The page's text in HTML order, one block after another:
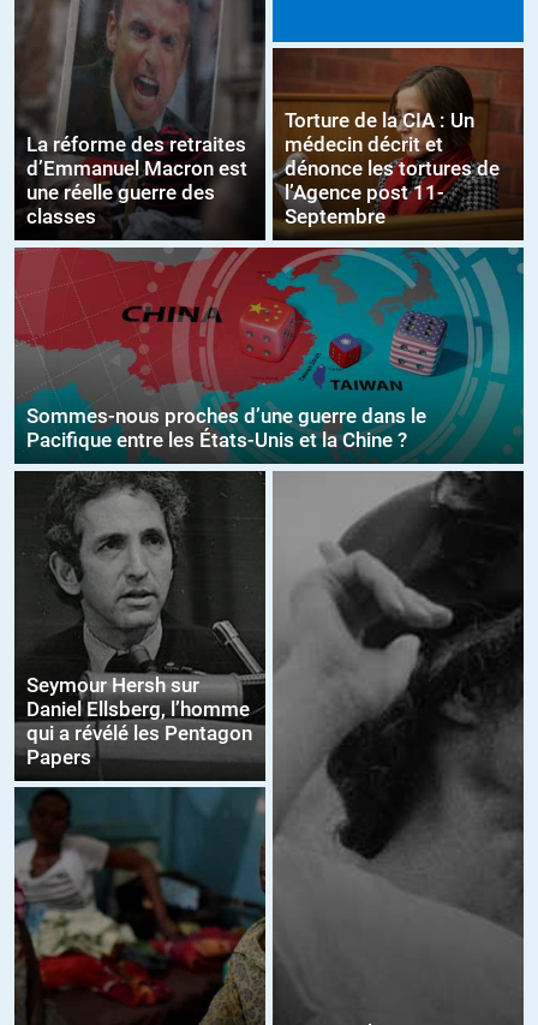
La réforme des retraites
d’Emmanuel Macron est
une réelle guerre des
classes
Torture de la CIA : Un
médecin décrit et
dénonce les tortures de
l’Agence post 11-
Septembre
Sommes-nous proches d’une guerre dans le
Pacifique entre les États-Unis et la Chine ?
Seymour Hersh sur
Daniel Ellsberg, l’homme
qui a révélé les Pentagon
Papers